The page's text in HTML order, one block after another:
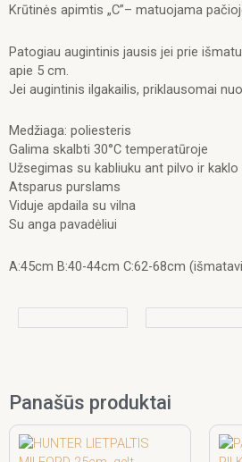
Krūtinės apimtis „C”– matuojama
Patogiau augintinis jausis jei prie
apie 5 cm.
Jei augintinis ilgakailis, priklausomai
Medžiaga: poliesteris
Galima skalbti 30°C temperatūroje
Užsegimas su kabliuku ant pilvo ir kaklo
Atsparus purslams
Viduje apdaila su vilna
Su anga pavadėliui
A:45cm B:40-44cm C:62-68cm
Panašūs produktai